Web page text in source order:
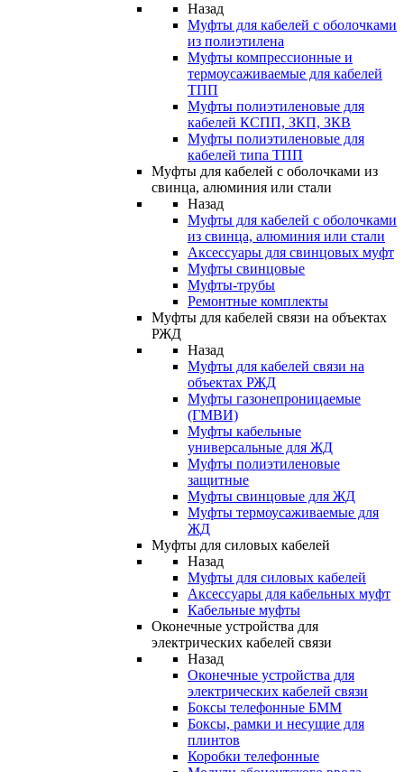
Назад
Муфты для кабелей с оболочками
из полиэтилена
Муфты компрессионные и
термоусаживаемые для кабелей
ТПП
Муфты полиэтиленовые для
кабелей КСПП, ЗКП, ЗКВ
Муфты полиэтиленовые для
кабелей типа ТПП
Муфты для кабелей с оболочками из
свинца, алюминия или стали
Назад
Муфты для кабелей с оболочками
из свинца, алюминия или стали
Аксессуары для свинцовых муфт
Муфты свинцовые
Муфты-трубы
Ремонтные комплекты
Муфты для кабелей связи на объектах
РЖД
Назад
Муфты для кабелей связи на
объектах РЖД
Муфты газонепроницаемые
(ГМВИ)
Муфты кабельные
универсальные для ЖД
Муфты полиэтиленовые
защитные
Муфты свинцовые для ЖД
Муфты термоусаживаемые для
ЖД
Муфты для силовых кабелей
Назад
Муфты для силовых кабелей
Аксессуары для кабельных муфт
Кабельные муфты
Оконечные устройства для
электрических кабелей связи
Назад
Оконечные устройства для
электрических кабелей связи
Боксы телефонные БММ
Боксы, рамки и несущие для
плинтов
Коробки телефонные